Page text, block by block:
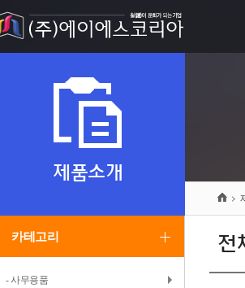
제품소개
카테고리
- 사무용품
전